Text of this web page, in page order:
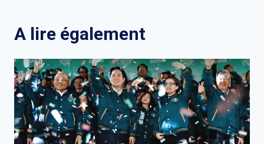
A lire également